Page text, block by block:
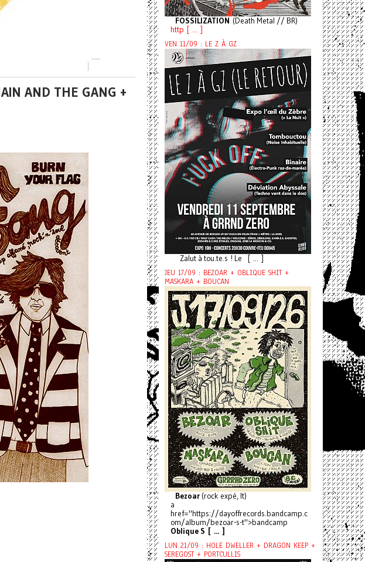
AND THE GANG +
FOSSILIZATION (Death Metal // BR)
http [ ... ]
VEN 11/09 : LE Z À GZ
Zalut à tou.te.s ! Le [ ... ]
JEU 17/09 : BEZOAR + OBLIQUE SHIT +
MASKARA + BOUCAN
Bezoar (rock expé, It)
a
href="https://dayoffrecords.bandcamp.c
om/album/bezoar-s-t">bandcamp
Oblique S [ ... ]
LUN 21/09 : HOLE DWELLER + DRAGON KEEP +
SEREGOST + PORTCULLIS